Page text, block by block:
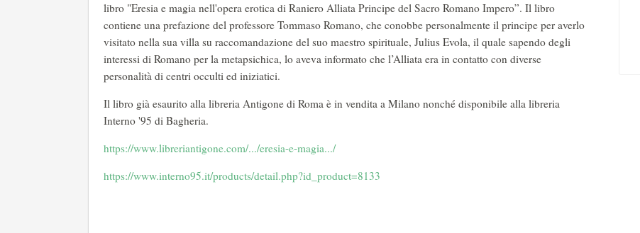
libro "Eresia e magia nell'opera erotica di Raniero Alliata Principe del Sacro Romano Impero”. Il libro
contiene una prefazione del professore Tommaso Romano, che conobbe personalmente il principe per averlo
visitato nella sua villa su raccomandazione del suo maestro spirituale, Julius Evola, il quale sapendo degli
interessi di Romano per la metapsichica, lo aveva informato che l’Alliata era in contatto con diverse
personalità di centri occulti ed iniziatici.
Il libro già esaurito alla libreria Antigone di Roma è in vendita a Milano nonché disponibile alla libreria
Interno '95 di Bagheria.
https://www.libreriantigone.com/.../eresia-e-magia.../
https://www.interno95.it/products/detail.php?id_product=8133